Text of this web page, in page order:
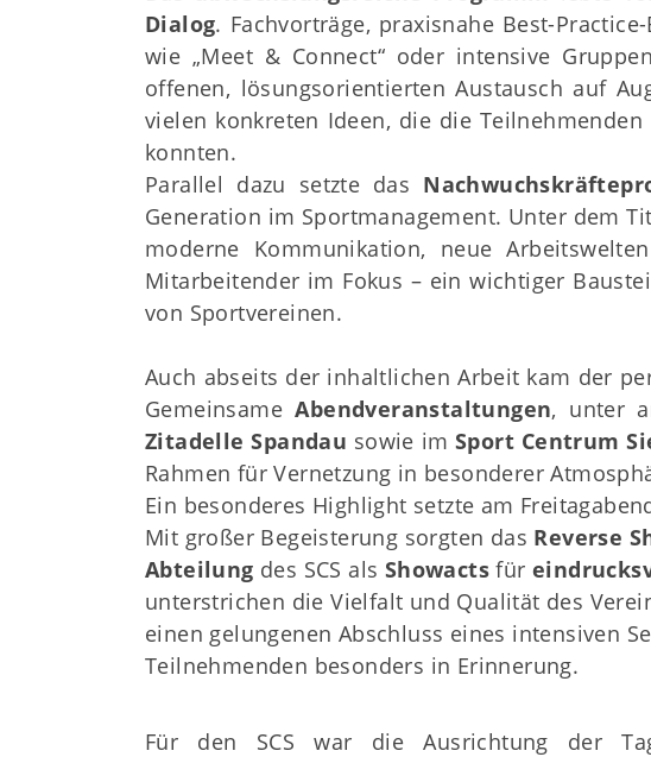
Dialog. Fachvorträge, praxisnahe Best-
wie „Meet & Connect“ oder intensive
offenen, lösungsorientierten Austausch auf
vielen konkreten Ideen, die die
konnten.
Parallel dazu setzte das
Generation im Sportmanagement. Unter dem
moderne Kommunikation, neue
Mitarbeitender im Fokus – ein wichtiger
von Sportvereinen.
Auch abseits der inhaltlichen Arbeit kam der
GemeinsameAbendveranstaltungen, unter
Zitadelle Spandau sowie imSport Centrum
Rahmen für Vernetzung in besonderer
Ein besonderes Highlight setzte am
Mit großer Begeisterung sorgten das Reverse
Abteilung des SCS als Showactsfür
unterstrichen die Vielfalt und Qualität des
einen gelungenen Abschluss eines intensiven
Teilnehmenden besonders in Erinnerung.
Für den SCS war die Ausrichtung der